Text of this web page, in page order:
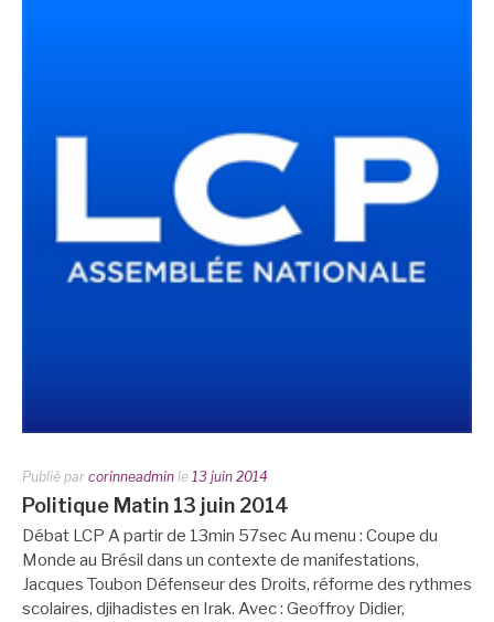
Publié par corinneadmin le 13 juin 2014
Politique Matin 13 juin 2014
Débat LCP A partir de 13min 57sec Au menu : Coupe du
Monde au Brésil dans un contexte de manifestations,
Jacques Toubon Défenseur des Droits, réforme des rythmes
scolaires, djihadistes en Irak. Avec : Geoffroy Didier,